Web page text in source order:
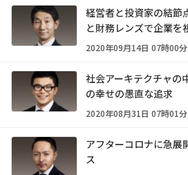
経営者と投資家の結節
と財務レンズで企業を
2020年09月14日 07時00分
社会アーキテクチャの
の幸せの愚直な追求
2020年08月31日 07時01分
アフターコロナに急展
ス